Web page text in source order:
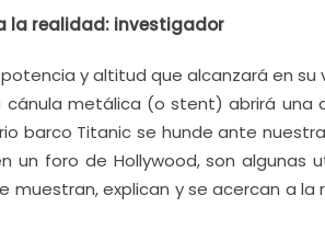
la realidad: investigador
y altitud que alcanzará en su
cánula metálica (o stent) abrirá una
barco Titanic se hunde ante
foro de Hollywood, son algunas
explican y se acercan a la